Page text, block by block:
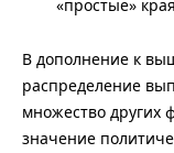
«простые»
В дополнение к
распределение
множество других
значение